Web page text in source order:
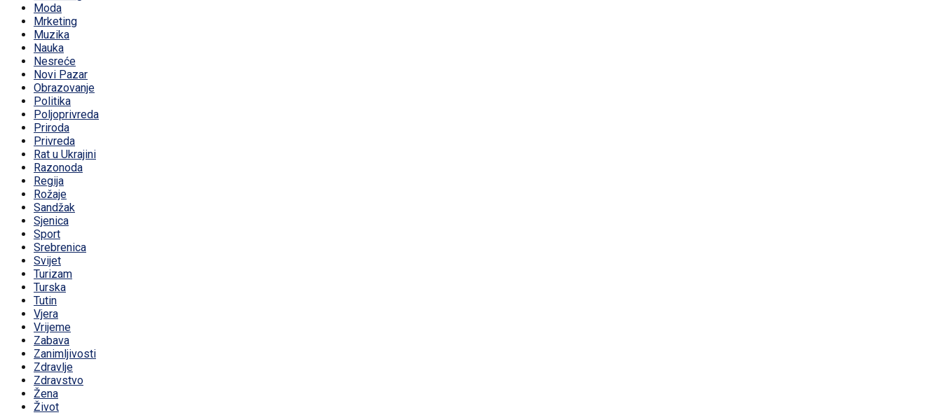
Moda
Mrketing
Muzika
Nauka
Nesreće
Novi Pazar
Obrazovanje
Politika
Poljoprivreda
Priroda
Privreda
Rat u Ukrajini
Razonoda
Regija
Rožaje
Sandžak
Sjenica
Sport
Srebrenica
Svijet
Turizam
Turska
Tutin
Vjera
Vrijeme
Zabava
Zanimljivosti
Zdravlje
Zdravstvo
Žena
Život